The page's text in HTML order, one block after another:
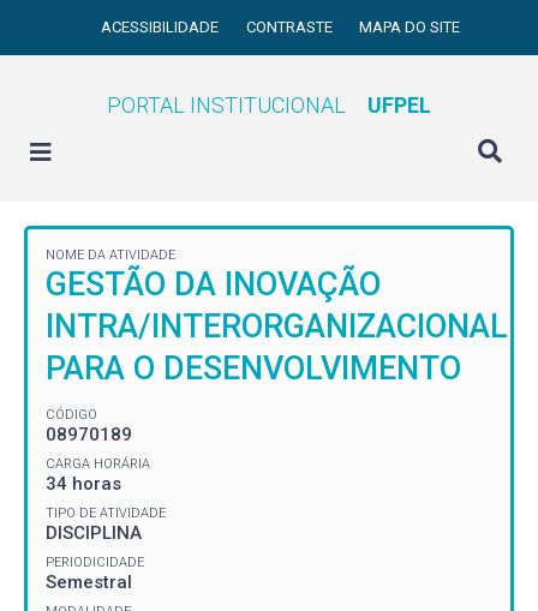
ACESSIBILIDADE CONTRASTE MAPA DO SITE
PORTAL INSTITUCIONAL UFPEL
NOME DA ATIVIDADE
GESTÃO DA INOVAÇÃO
INTRA/INTERORGANIZACIONAL
PARA O DESENVOLVIMENTO
CÓDIGO
08970189
CARGA HORÁRIA
34 horas
TIPO DE ATIVIDADE
DISCIPLINA
PERIODICIDADE
Semestral